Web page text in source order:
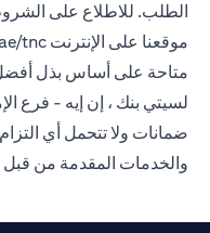
الطلب. للاطلاع على
موقعنا على الإنترنت tnc.
متاحة على أساس بذل أفضل
لسيتي بنك ، إن إيه - فرع
ضمانات ولا تتحمل أي
والخدمات المقدمة من قبل